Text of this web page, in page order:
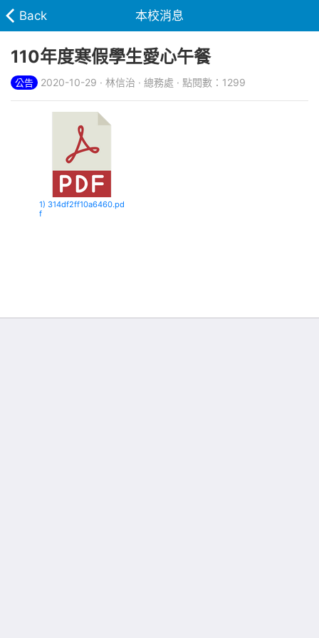
Back 本校消息
110年度寒假學生愛心午餐
公告 2020-10-29 · 林信治 · 總務處 · 點閱數：1299
1) 314df2ff10a6460.pd
f